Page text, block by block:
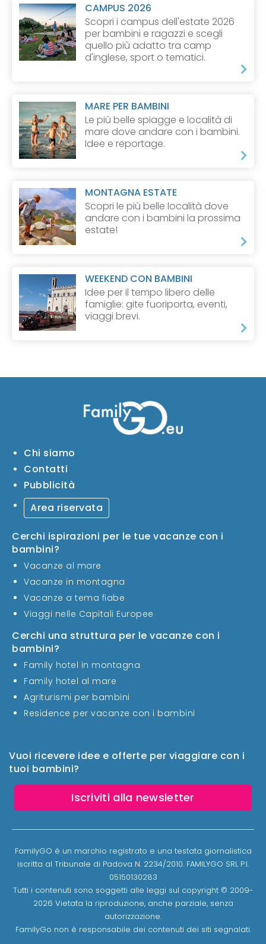
CAMPUS 2026
Scopri i campus dell'estate 2026
per bambini e ragazzi e scegli
quello più adatto tra camp
d'inglese, sport o tematici.
MARE PER BAMBINI
Le più belle spiagge e località di
mare dove andare con i bambini.
Idee e reportage.
MONTAGNA ESTATE
Scopri le più belle località dove
andare con i bambini la prossima
estate!
WEEKEND CON BAMBINI
Idee per il tempo libero delle
famiglie: gite fuoriporta, eventi,
viaggi brevi.
Vuoi ricevere idee e offerte per viaggiare con i
tuoi bambini?
Iscriviti alla newsletter
Chi siamo
Contatti
Pubblicità
Area riservata
Cerchi ispirazioni per le tue vacanze con i
bambini?
Vacanze al mare
Vacanze in montagna
Vacanze a tema fiabe
Viaggi nelle Capitali Europee
Cerchi una struttura per le vacanze con i
bambini?
Family hotel in montagna
Family hotel al mare
Agriturismi per bambini
Residence per vacanze con i bambini
FamilyGO è un marchio registrato e una testata giornalistica
iscritta al Tribunale di Padova N. 2234/2010. FAMILYGO SRL P.I.
05150130283
Tutti i contenuti sono soggetti alle leggi sul copyright © 2009-
2026 Vietata la riproduzione, anche parziale, senza
autorizzazione.
FamilyGo non è responsabile dei contenuti dei siti segnalati.